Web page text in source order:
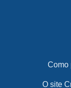
Como
O site